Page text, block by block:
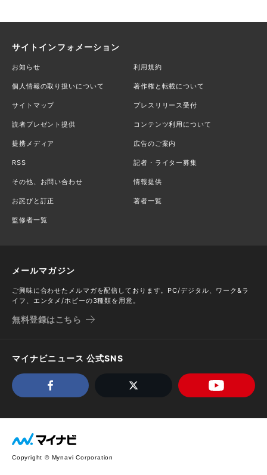
サイトインフォメーション
お知らせ 利用規約
個人情報の取り扱いについて 著作権と転載について
サイトマップ プレスリリース受付
読者プレゼント提供 コンテンツ利用について
提携メディア 広告のご案内
RSS 記者・ライター募集
その他、お問い合わせ 情報提供
お詫びと訂正 著者一覧
監修者一覧
メールマガジン
ご興味に合わせたメルマガを配信しております。PC/デジタル、ワーク&ラ
イフ、エンタメ/ホビーの3種類を用意。
無料登録はこちら
マイナビニュース 公式SNS
Copyright © Mynavi Corporation